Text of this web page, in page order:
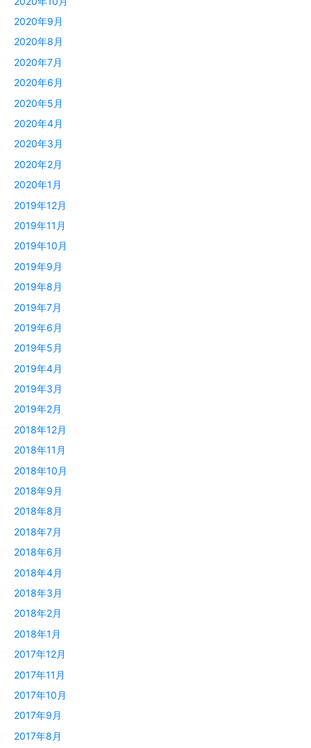
2020年9月
2020年8月
2020年7月
2020年6月
2020年5月
2020年4月
2020年3月
2020年2月
2020年1月
2019年12月
2019年11月
2019年10月
2019年9月
2019年8月
2019年7月
2019年6月
2019年5月
2019年4月
2019年3月
2019年2月
2018年12月
2018年11月
2018年10月
2018年9月
2018年8月
2018年7月
2018年6月
2018年4月
2018年3月
2018年2月
2018年1月
2017年12月
2017年11月
2017年10月
2017年9月
2017年8月